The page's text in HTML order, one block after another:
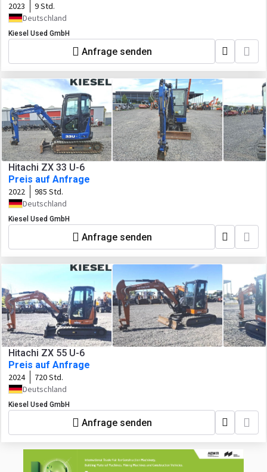
2023
9 Std.
Deutschland
Kiesel Used GmbH
Anfrage senden
Hitachi ZX 33 U-6
Preis auf Anfrage
2022
985 Std.
Deutschland
Kiesel Used GmbH
Anfrage senden
Hitachi ZX 55 U-6
Preis auf Anfrage
2024
720 Std.
Deutschland
Kiesel Used GmbH
Anfrage senden